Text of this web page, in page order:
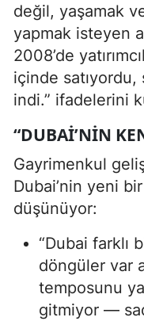
değil, yaşamak
yapmak isteyen
2008’de
içinde satıyordu,
indi.” ifadelerini
“DUBAI’NIN
Gayrimenkul
Dubai’nin yeni
düşünüyor:
“Dubai farklı
döngüler var
temposunu
gitmiyor —